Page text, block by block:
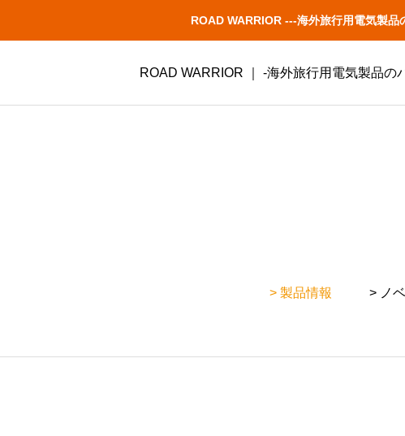
ROAD WARRIOR ---海外旅行用電気製
ROAD WARRIOR ｜ -海外旅行用電気製品の
> 製品情報 > ノ